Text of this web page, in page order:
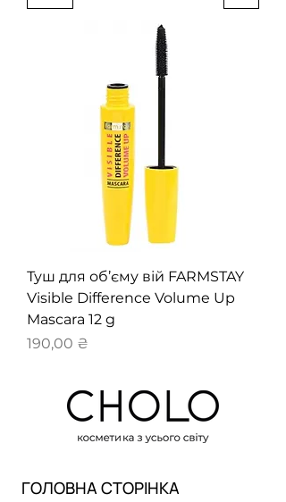
Туш для об’єму вій FARMSTAY
Visible Difference Volume Up
Mascara 12 g
Ціна
190,00 ₴
ГОЛОВНА СТОРІНКА